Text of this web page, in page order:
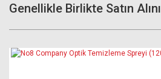
Genellikle Birlikte Satın